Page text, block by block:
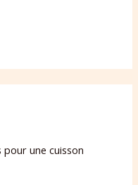
une cuisson